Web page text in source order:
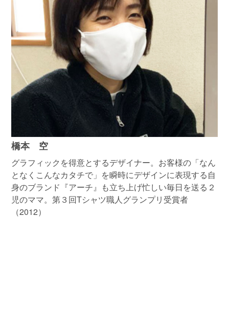
橋本 空
グラフィックを得意とするデザイナー。お客様の「なん
となくこんなカタチで」を瞬時にデザインに表現する自
身のブランド『アーチ』も立ち上げ忙しい毎日を送る２
児のママ。第３回Tシャツ職人グランプリ受賞者
（2012）